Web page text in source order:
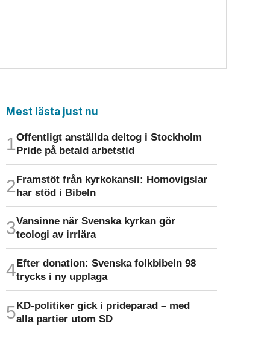
Mest lästa just nu
Offentligt anställda deltog i Stockholm
Pride på betald arbetstid
Framstöt från kyrkokansli: Homo­vigslar
har stöd i Bibeln
Vansinne när Svenska kyrkan gör
teologi av irrlära
Efter donation: Svenska folkbibeln 98
trycks i ny upplaga
KD-politiker gick i prideparad – med
alla partier utom SD